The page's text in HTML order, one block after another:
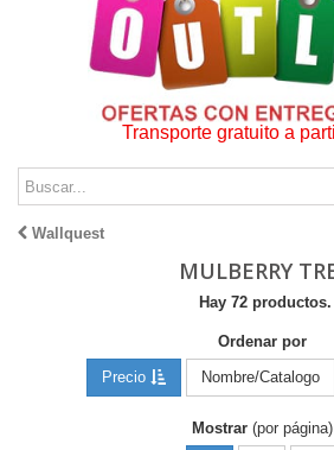
Transporte gratuito a
Wallquest
MULBERRY
Hay 72 productos.
Ordenar por
Precio
Nombre/Catalogo
Mostrar (por página)